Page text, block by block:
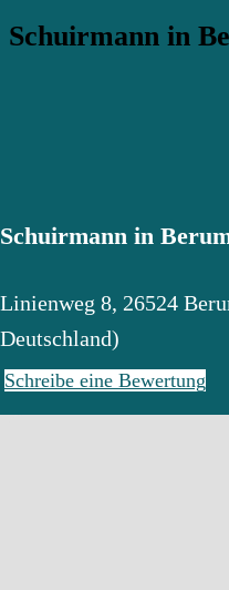
Schuirmann in
Schuirmann in
Linienweg 8, 26524
Deutschland)
Schreibe eine Bewertung